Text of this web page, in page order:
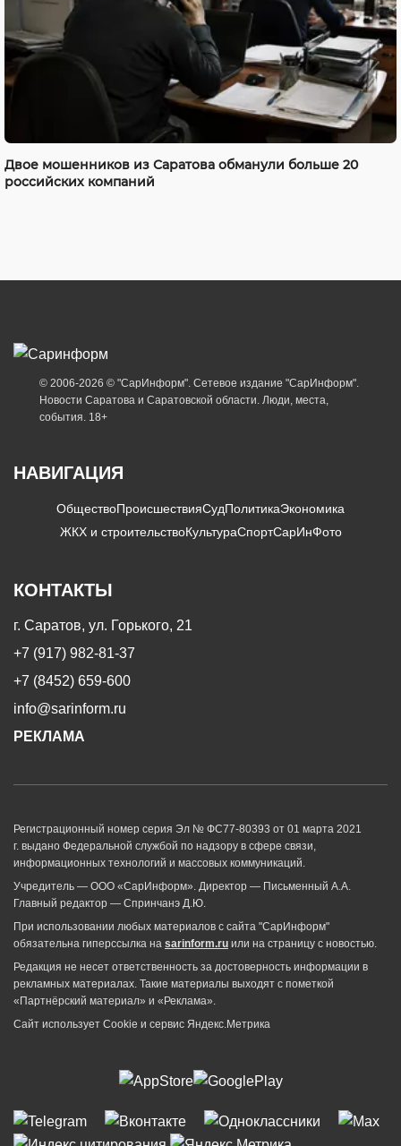
Двое мошенников из Саратова обманули больше 20
российских компаний
© 2006-2026 © "СарИнформ". Сетевое издание "СарИнформ".
Новости Саратова и Саратовской области. Люди, места,
события. 18+
НАВИГАЦИЯ
ОбществоПроисшествияСудПолитикаЭкономика
ЖКХ и строительствоКультураСпортСарИнФото
КОНТАКТЫ
г. Саратов, ул. Горького, 21
+7 (917) 982-81-37
+7 (8452) 659-600
info@sarinform.ru
РЕКЛАМА
Регистрационный номер серия Эл № ФС77-80393 от 01 марта 2021
г. выдано Федеральной службой по надзору в сфере связи,
информационных технологий и массовых коммуникаций.
Учредитель — ООО «СарИнформ». Директор — Письменный А.А.
Главный редактор — Спринчанэ Д.Ю.
При использовании любых материалов с сайта "СарИнформ"
обязательна гиперссылка на sarinform.ru или на страницу с новостью.
Редакция не несет ответственность за достоверность информации в
рекламных материалах. Такие материалы выходят с пометкой
«Партнёрский материал» и «Реклама».
Сайт использует Cookie и сервиc Яндекс.Метрика